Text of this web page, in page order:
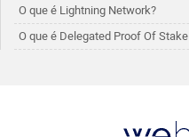
O que é Lightning Network?
O que é Delegated Proof Of Stake